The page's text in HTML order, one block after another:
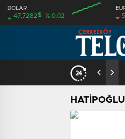
DOLAR
47,7282$ % 0.02